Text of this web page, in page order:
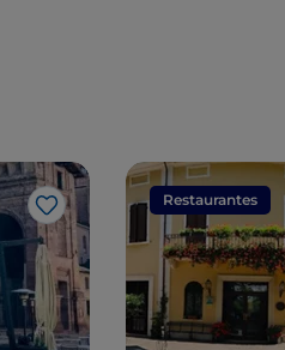
Gosto
Restaurantes